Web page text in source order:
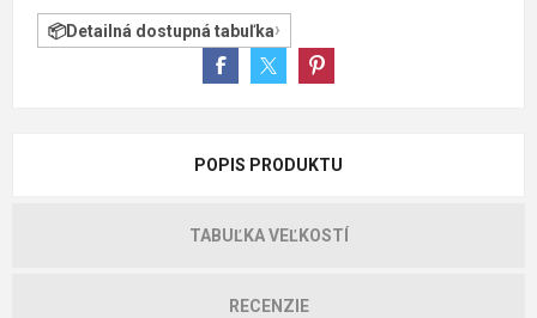
Detailná dostupná tabuľka
POPIS PRODUKTU
TABUĽKA VEĽKOSTÍ
RECENZIE